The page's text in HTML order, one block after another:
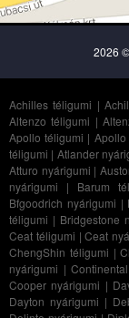
2026
Achilles téligumi |
Altenzo téligumi |
Apollo téligumi | Apollo
téligumi | Atlander
Atturo nyárigumi |
nyárigumi | Barum
Bfgoodrich nyárigumi |
téligumi | Bridgestone
Ceat téligumi |Ceat
ChengShin téligumi |
nyárigumi |
Cooper nyárigumi |
Dayton nyárigumi |